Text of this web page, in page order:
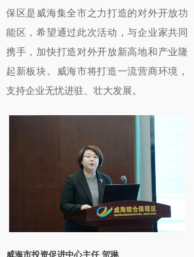
保区是威海集全市之力打造的对外开放功
能区，希望通过此次活动，与企业家共同
携手，加快打造对外开放新高地和产业隆
起新板块。威海市将打造一流营商环境，
支持企业无忧进驻、壮大发展。
威海市投资促进中心主任 贺琳